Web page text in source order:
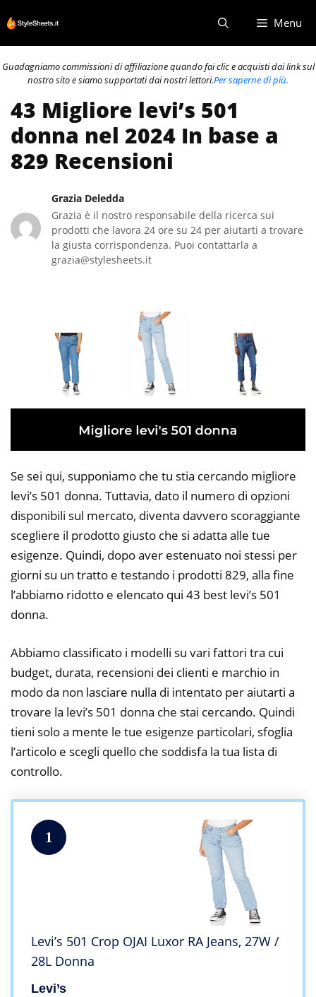
al
contenuto
Menu
Guadagniamo commissioni di affiliazione quando fai clic e acquisti dai link sul
nostro sito e siamo supportati dai nostri lettori.Per saperne di più.
43 Migliore levi’s 501
donna nel 2024 In base a
829 Recensioni
Grazia Deledda
Grazia è il nostro responsabile della ricerca sui
prodotti che lavora 24 ore su 24 per aiutarti a trovare
la giusta corrispondenza. Puoi contattarla a
grazia@stylesheets.it
Se sei qui, supponiamo che tu stia cercando migliore
levi’s 501 donna. Tuttavia, dato il numero di opzioni
disponibili sul mercato, diventa davvero scoraggiante
scegliere il prodotto giusto che si adatta alle tue
esigenze. Quindi, dopo aver estenuato noi stessi per
giorni su un tratto e testando i prodotti 829, alla fine
l’abbiamo ridotto e elencato qui 43 best levi’s 501
donna.
Abbiamo classificato i modelli su vari fattori tra cui
budget, durata, recensioni dei clienti e marchio in
modo da non lasciare nulla di intentato per aiutarti a
trovare la levi’s 501 donna che stai cercando. Quindi
tieni solo a mente le tue esigenze particolari, sfoglia
l’articolo e scegli quello che soddisfa la tua lista di
controllo.
1
Levi’s 501 Crop OJAI Luxor RA Jeans, 27W /
28L Donna
Levi’s